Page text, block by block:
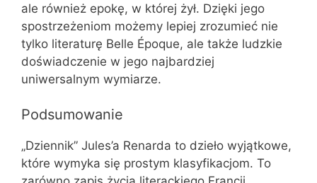
ale również epokę, w której żył. Dzięki jego
spostrzeżeniom możemy lepiej zrozumieć nie
tylko literaturę Belle Époque, ale także ludzkie
doświadczenie w jego najbardziej
uniwersalnym wymiarze.
Podsumowanie
„Dziennik” Jules’a Renarda to dzieło wyjątkowe,
które wymyka się prostym klasyfikacjom. To